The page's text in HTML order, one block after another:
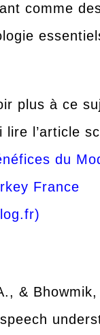
comme
plus à ce
lire l’article
du
France
&